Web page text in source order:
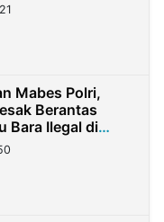
Mabes Polri,
Berantas
Bara Ilegal di